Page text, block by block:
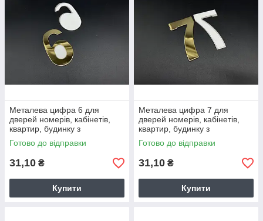
Металева цифра 6 для
дверей номерів, кабінетів,
квартир, будинку з
нержавіючої сталі 8см. Колір
"золото".
Готово до відправки
31,10 ₴
Купити
Металева цифра 7 для
дверей номерів, кабінетів,
квартир, будинку з
нержавіючої сталі 8см. Колір
"золото".
Готово до відправки
31,10 ₴
Купити